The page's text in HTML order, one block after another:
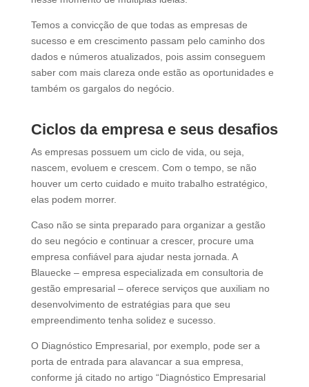
Temos a convicção de que todas as empresas de
sucesso e em crescimento passam pelo caminho dos
dados e números atualizados, pois assim conseguem
saber com mais clareza onde estão as oportunidades e
também os gargalos do negócio.
Ciclos da empresa e seus desafios
As empresas possuem um ciclo de vida, ou seja,
nascem, evoluem e crescem. Com o tempo, se não
houver um certo cuidado e muito trabalho estratégico,
elas podem morrer.
Caso não se sinta preparado para organizar a gestão
do seu negócio e continuar a crescer, procure uma
empresa confiável para ajudar nesta jornada. A
Blauecke – empresa especializada em consultoria de
gestão empresarial – oferece serviços que auxiliam no
desenvolvimento de estratégias para que seu
empreendimento tenha solidez e sucesso.
O Diagnóstico Empresarial, por exemplo, pode ser a
porta de entrada para alavancar a sua empresa,
conforme já citado no artigo “Diagnóstico Empresarial